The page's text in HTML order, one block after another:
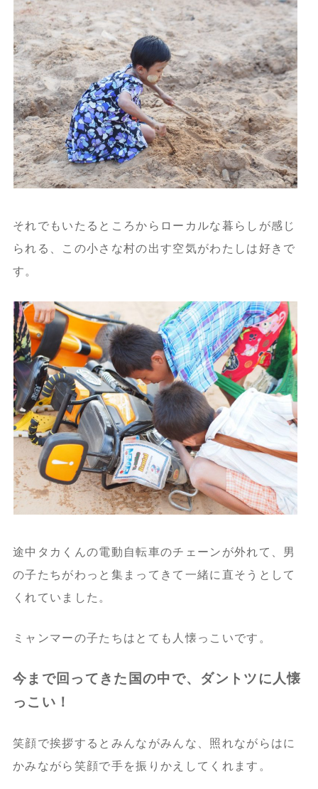
それでもいたるところからローカルな暮らしが感じ
られる、この小さな村の出す空気がわたしは好きで
す。
途中タカくんの電動自転車のチェーンが外れて、男
の子たちがわっと集まってきて一緒に直そうとして
くれていました。
ミャンマーの子たちはとても人懐っこいです。
今まで回ってきた国の中で、ダントツに人懐
っこい！
笑顔で挨拶するとみんながみんな、照れながらはに
かみながら笑顔で手を振りかえしてくれます。